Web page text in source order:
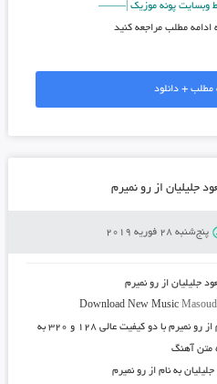
وبسایت پونه موزیک |—–—
ادامه مطلب مراجعه کنید
مطلب + دانلود
جلیلیان از رو نمیرم
پنج‌شنبه 28 فوریه 2019
جلیلیان از رو نمیرم
Download New Music
از رو نمیرم
با دو کیفیت عالی ۱۲۸ و ۳۲۰ به
متن آهنگ
به نام از رو نمیرم